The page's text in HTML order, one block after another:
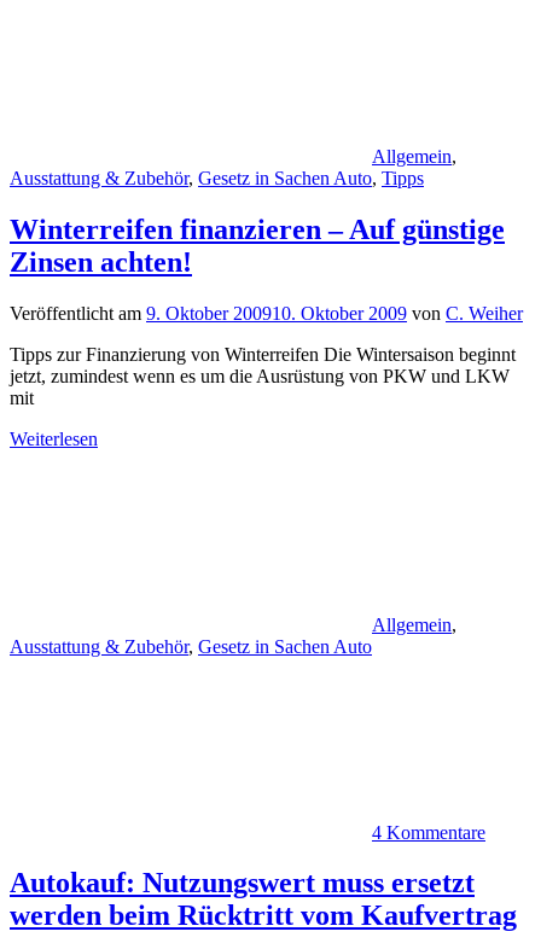
Allgemein,
Ausstattung & Zubehör, Gesetz in Sachen Auto, Tipps
Winterreifen finanzieren – Auf günstige
Zinsen achten!
Veröffentlicht am 9. Oktober 200910. Oktober 2009 von C. Weiher
Tipps zur Finanzierung von Winterreifen Die Wintersaison beginnt
jetzt, zumindest wenn es um die Ausrüstung von PKW und LKW
mit
Weiterlesen
Allgemein,
Ausstattung & Zubehör, Gesetz in Sachen Auto
4 Kommentare
Autokauf: Nutzungswert muss ersetzt
werden beim Rücktritt vom Kaufvertrag